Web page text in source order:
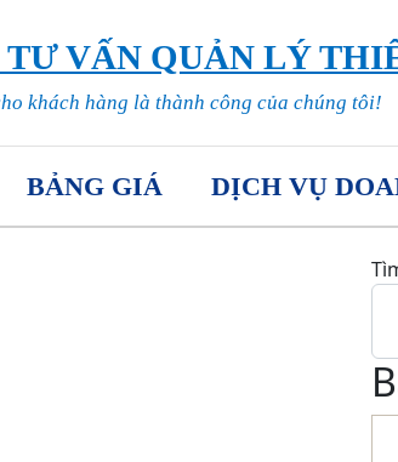
VẤN QUẢN LÝ
khách hàng là thành công của chúng tôi!
BẢNG GIÁ DỊCH VỤ